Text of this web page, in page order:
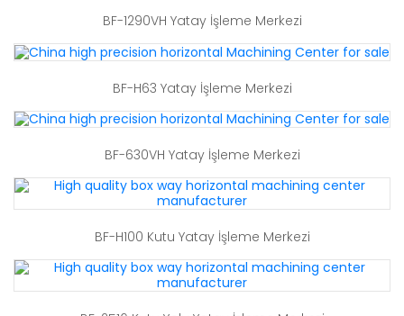
BF-1290VH Yatay İşleme Merkezi
BF-H63 Yatay İşleme Merkezi
BF-630VH Yatay İşleme Merkezi
BF-H100 Kutu Yatay İşleme Merkezi